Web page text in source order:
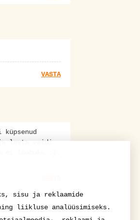
VASTA
lasta veidi
sisu ja reklaamide
liikluse analüüsimiseks.